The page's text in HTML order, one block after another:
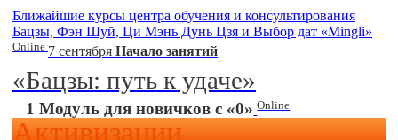
Ближайшие курсы центра обучения и консультирования
Бацзы, Фэн Шуй, Ци Мэнь Дунь Цзя и Выбор дат «Mingli»
Online 7 сентября Начало занятий
«Бацзы: путь к удаче»
1 Модуль для новичков с «0» Online
Активизации